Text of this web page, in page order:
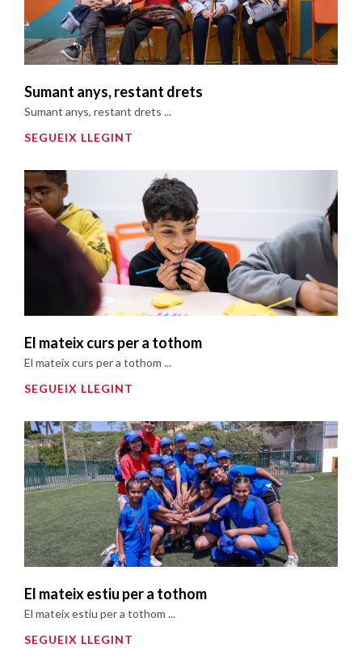
Sumant anys, restant drets
Sumant anys, restant drets ...
SEGUEIX LLEGINT
El mateix curs per a tothom
El mateix curs per a tothom ...
SEGUEIX LLEGINT
El mateix estiu per a tothom
El mateix estiu per a tothom ...
SEGUEIX LLEGINT